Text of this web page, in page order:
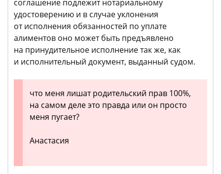
соглашение подлежит нотариальному
удостоверению и в случае уклонения
от исполнения обязанностей по уплате
алиментов оно может быть предъявлено
на принудительное исполнение так же, как
и исполнительный документ, выданный судом.
что меня лишат родительский прав 100%,
на самом деле это правда или он просто
меня пугает?
Анастасия